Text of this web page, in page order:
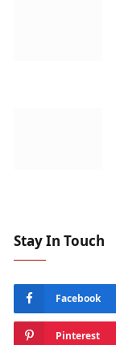
Stay In Touch
Facebook
Pinterest